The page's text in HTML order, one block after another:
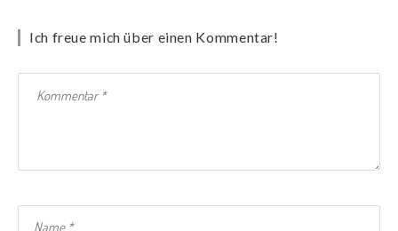
Ich freue mich über einen Kommentar!